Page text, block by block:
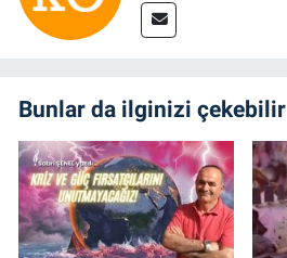
Bunlar da ilginizi çekebilir